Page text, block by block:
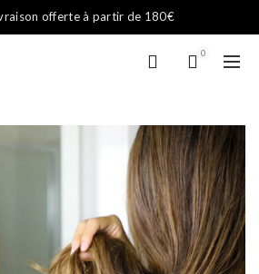
offerte à partir de 180€
0